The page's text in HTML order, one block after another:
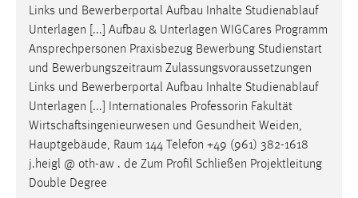
Links und Bewerberportal Aufbau Inhalte Studienablauf
Unterlagen [...] Aufbau & Unterlagen WIGCares Programm
Ansprechpersonen Praxisbezug Bewerbung Studienstart
und Bewerbungszeitraum Zulassungsvoraussetzungen
Links und Bewerberportal Aufbau Inhalte Studienablauf
Unterlagen [...] Internationales Professorin Fakultät
Wirtschaftsingenieurwesen und Gesundheit Weiden,
Hauptgebäude, Raum 144 Telefon +49 (961) 382-1618
j.heigl @ oth-aw . de Zum Profil Schließen Projektleitung
Double Degree